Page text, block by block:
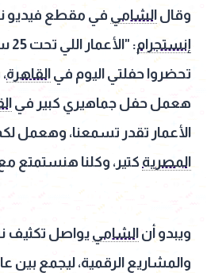
وقال الشامي في مقطع فيديو
إنستجرام
:
تحضروا حفلتي اليوم في القاهرة
هعمل حفل جماهيري كبير في
الأعمار تقدر تسمعنا، وهعمل
المصرية كتير، وكلنا هنستمتع
ويبدو أن الشامي يواصل تكثيف
والمشاريع الرقمية، ليجمع بين